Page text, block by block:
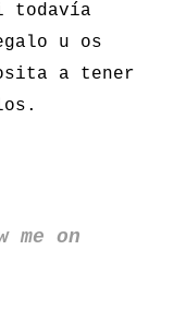
todavía
u os
a tener
me on